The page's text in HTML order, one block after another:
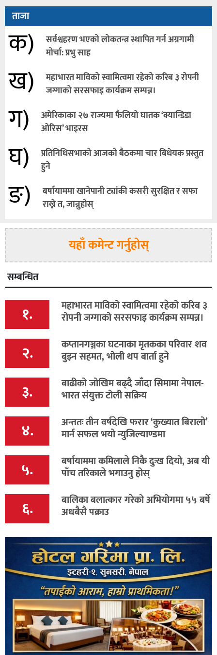
ताजा
क)
सर्वश्वहरण भएको लोकतन्त्र स्थापित गर्न अग्रगामी
मोर्चा: प्रभु साह
ख)
महाभारत माविको स्वामित्वमा रहेको करिब ३ रोपनी
जग्गाको सरसफाइ कार्यक्रम सम्पन्न।
ग)
अमेरिकाका २७ राज्यमा फैलियाे घातक ‘क्यान्डिडा
ओरिस’ भाइरस
घ)
प्रतिनिधिसभाको आजको बैठकमा चार बिधेयक प्रस्तुत
हुने
ङ)
बर्षायाममा खानेपानी ट्यांकी कसरी सुरक्षित र सफा
राख्ने त, जान्नुहोस्
यहाँ कमेन्ट गर्नुहोस्
सम्बन्धित
१. महाभारत माविको स्वामित्वमा रहेको करिब ३
रोपनी जग्गाको सरसफाइ कार्यक्रम सम्पन्न।
२. कप्तानगञ्जका घटनाका मृतकका परिवार शव
बुझ्न सहमत, भोली थप बार्ता हुने
३. बाढीको जोखिम बढ्दै जाँदा सिमामा नेपाल-
भारत संयुक्त टोली सक्रिय
४. अन्ततः तीन वर्षदेखि फरार ‘कुख्यात बिरालो’
मार्न सफल भयो न्युजिल्याण्डमा
५. बर्षायाममा कमिलाले निकै दुःख दियो, अब यी
पाँच तरिकाले भगाउनु होस्
६. बालिका बलात्कार गरेको अभियोगमा ५५ बर्षे
अधबैसै पक्राउ